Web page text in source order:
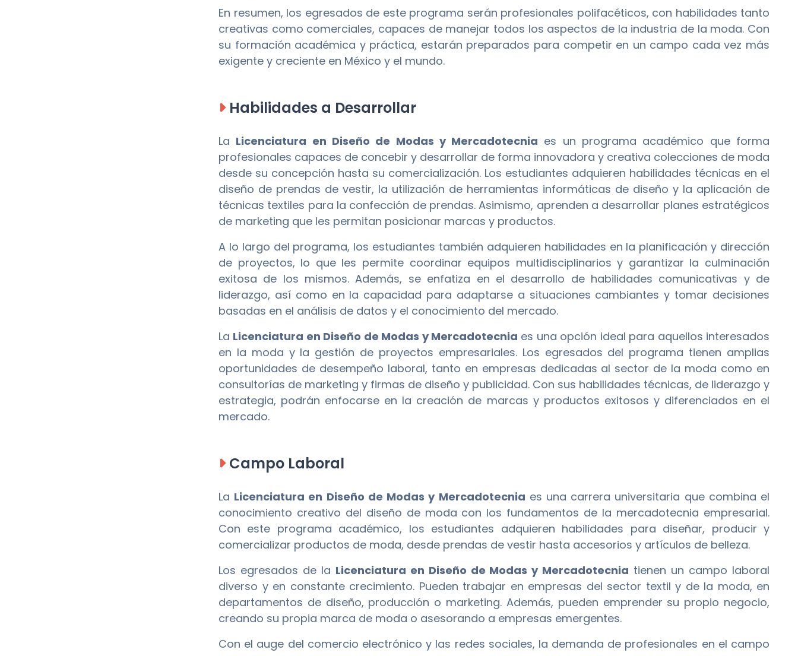
En resumen, los egresados de este programa serán profesionales polifacéticos, con habilidades tanto
creativas como comerciales, capaces de manejar todos los aspectos de la industria de la moda. Con
su formación académica y práctica, estarán preparados para competir en un campo cada vez más
exigente y creciente en México y el mundo.
Habilidades a Desarrollar
La Licenciatura en Diseño de Modas y Mercadotecnia es un programa académico que forma
profesionales capaces de concebir y desarrollar de forma innovadora y creativa colecciones de moda
desde su concepción hasta su comercialización. Los estudiantes adquieren habilidades técnicas en el
diseño de prendas de vestir, la utilización de herramientas informáticas de diseño y la aplicación de
técnicas textiles para la confección de prendas. Asimismo, aprenden a desarrollar planes estratégicos
de marketing que les permitan posicionar marcas y productos.
A lo largo del programa, los estudiantes también adquieren habilidades en la planificación y dirección
de proyectos, lo que les permite coordinar equipos multidisciplinarios y garantizar la culminación
exitosa de los mismos. Además, se enfatiza en el desarrollo de habilidades comunicativas y de
liderazgo, así como en la capacidad para adaptarse a situaciones cambiantes y tomar decisiones
basadas en el análisis de datos y el conocimiento del mercado.
La Licenciatura en Diseño de Modas y Mercadotecnia es una opción ideal para aquellos interesados
en la moda y la gestión de proyectos empresariales. Los egresados del programa tienen amplias
oportunidades de desempeño laboral, tanto en empresas dedicadas al sector de la moda como en
consultorías de marketing y firmas de diseño y publicidad. Con sus habilidades técnicas, de liderazgo y
estrategia, podrán enfocarse en la creación de marcas y productos exitosos y diferenciados en el
mercado.
Campo Laboral
La Licenciatura en Diseño de Modas y Mercadotecnia es una carrera universitaria que combina el
conocimiento creativo del diseño de moda con los fundamentos de la mercadotecnia empresarial.
Con este programa académico, los estudiantes adquieren habilidades para diseñar, producir y
comercializar productos de moda, desde prendas de vestir hasta accesorios y artículos de belleza.
Los egresados de la Licenciatura en Diseño de Modas y Mercadotecnia tienen un campo laboral
diverso y en constante crecimiento. Pueden trabajar en empresas del sector textil y de la moda, en
departamentos de diseño, producción o marketing. Además, pueden emprender su propio negocio,
creando su propia marca de moda o asesorando a empresas emergentes.
Con el auge del comercio electrónico y las redes sociales, la demanda de profesionales en el campo